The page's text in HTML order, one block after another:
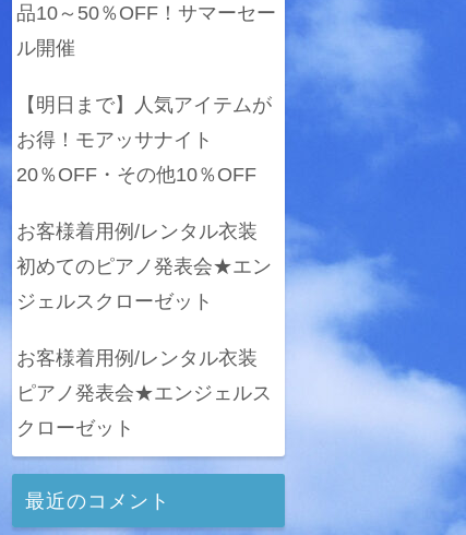
品10～50％OFF！サマーセー
ル開催
【明日まで】人気アイテムが
お得！モアッサナイト
20％OFF・その他10％OFF
お客様着用例/レンタル衣装
初めてのピアノ発表会★エン
ジェルスクローゼット
お客様着用例/レンタル衣装
ピアノ発表会★エンジェルス
クローゼット
最近のコメント